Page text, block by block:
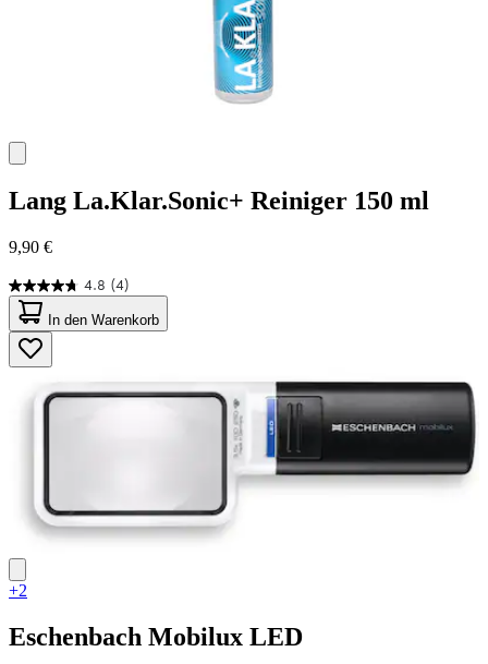
Lang La.Klar.Sonic+ Reiniger 150 ml
9,90 €
4.8 (4)
4.8
von
5
Sternen.
4
Bewertungen
In den Warenkorb
+2
Eschenbach Mobilux LED